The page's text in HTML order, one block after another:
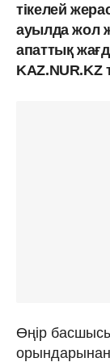
тікелей
ауылда жол
апаттық
KAZ.NUR.KZ
Өңір